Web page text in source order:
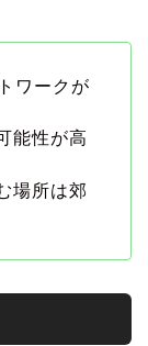
ワークが
能性が高
場所は郊